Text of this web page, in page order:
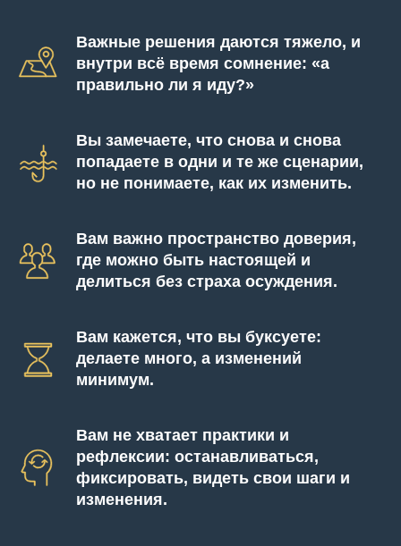
Важные решения даются тяжело, и
внутри всё время сомнение: «а
правильно ли я иду?»
Вы замечаете, что снова и снова
попадаете в одни и те же сценарии,
но не понимаете, как их изменить.
Вам важно пространство доверия,
где можно быть настоящей и
делиться без страха осуждения.
Вам кажется, что вы буксуете:
делаете много, а изменений
минимум.
Вам не хватает практики и
рефлексии: останавливаться,
фиксировать, видеть свои шаги и
изменения.